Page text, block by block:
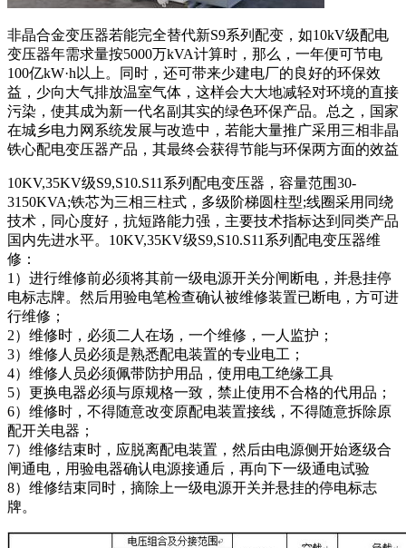
非晶合金变压器若能完全替代新S9系列配变，如10kV级配电
变压器年需求量按5000万kVA计算时，那么，一年便可节电
100亿kW·h以上。同时，还可带来少建电厂的良好的环保效
益，少向大气排放温室气体，这样会大大地减轻对环境的直接
污染，使其成为新一代名副其实的绿色环保产品。总之，国家
在城乡电力网系统发展与改造中，若能大量推广采用三相非晶
铁心配电变压器产品，其最终会获得节能与环保两方面的效益
10KV,35KV级S9,S10.S11系列配电变压器，容量范围30-
3150KVA;铁芯为三相三柱式，多级阶梯圆柱型;线圈采用同绕
技术，同心度好，抗短路能力强，主要技术指标达到同类产品
国内先进水平。10KV,35KV级S9,S10.S11系列配电变压器维
修：
1）进行维修前必须将其前一级电源开关分闸断电，并悬挂停
电标志牌。然后用验电笔检查确认被维修装置已断电，方可进
行维修；
2）维修时，必须二人在场，一个维修，一人监护；
3）维修人员必须是熟悉配电装置的专业电工；
4）维修人员必须佩带防护用品，使用电工绝缘工具
5）更换电器必须与原规格一致，禁止使用不合格的代用品；
6）维修时，不得随意改变原配电装置接线，不得随意拆除原
配开关电器；
7）维修结束时，应脱离配电装置，然后由电源侧开始逐级合
闸通电，用验电器确认电源接通后，再向下一级通电试验
8）维修结束同时，摘除上一级电源开关并悬挂的停电标志
牌。